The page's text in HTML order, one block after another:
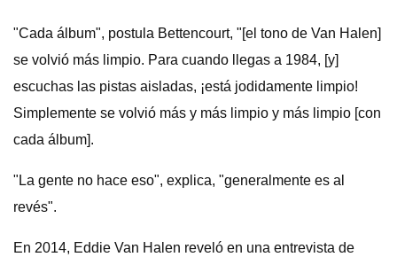
"Cada álbum", postula Bettencourt, "[el tono de Van Halen]
se volvió más limpio. Para cuando llegas a 1984, [y]
escuchas las pistas aisladas, ¡está jodidamente limpio!
Simplemente se volvió más y más limpio y más limpio [con
cada álbum].
"La gente no hace eso", explica, "generalmente es al
revés".
En 2014, Eddie Van Halen reveló en una entrevista de